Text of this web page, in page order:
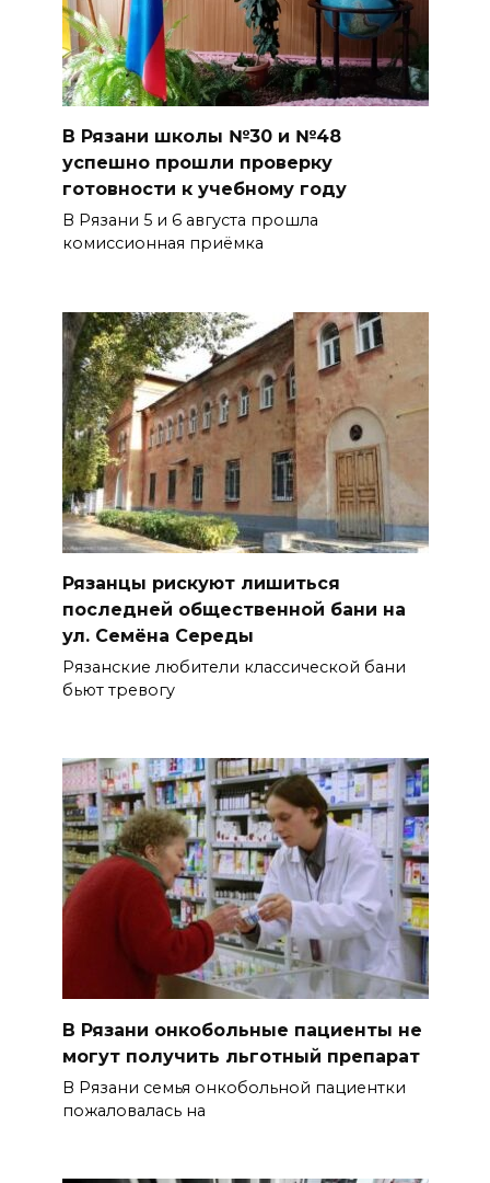
В Рязани школы №30 и №48
успешно прошли проверку
готовности к учебному году
В Рязани 5 и 6 августа прошла
комиссионная приёмка
Рязанцы рискуют лишиться
последней общественной бани на
ул. Семёна Середы
Рязанские любители классической бани
бьют тревогу
В Рязани онкобольные пациенты не
могут получить льготный препарат
В Рязани семья онкобольной пациентки
пожаловалась на